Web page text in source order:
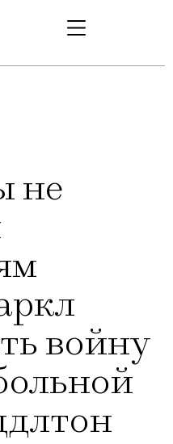
не
войну